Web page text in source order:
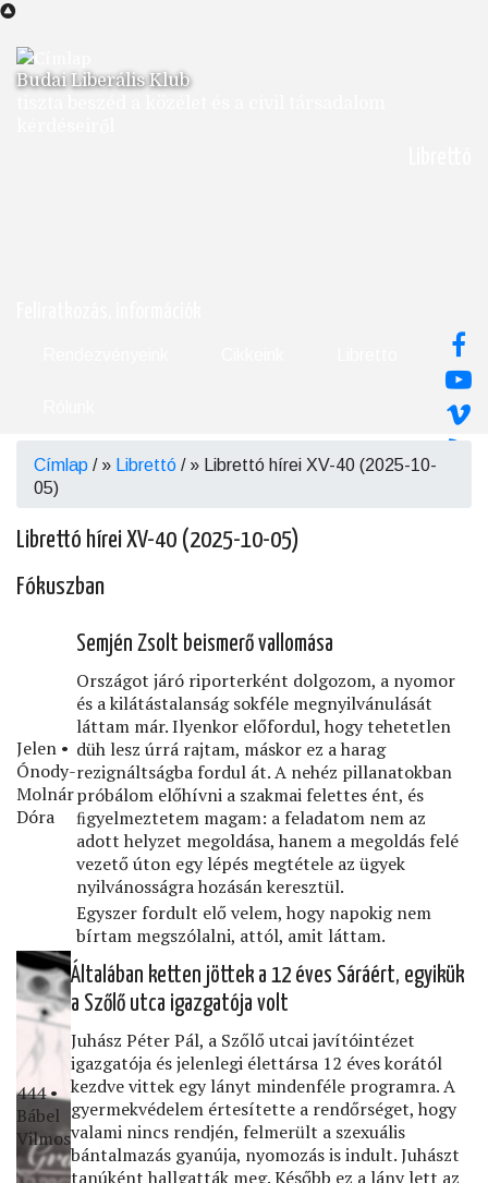
Ugrás
tartalomra
Budai Liberális Klub
Morzsa
Címlap / Librettó /
Librettó hírei XV-40 (2025-10-
05)
Librettó hírei XV-40 (2025-10-05)
Fókuszban
Jelen •
Ónody-
Molnár
Dóra
Semjén Zsolt beismerő vallomása
Országot járó riporterként dolgozom, a nyomor
és a kilátástalanság sokféle megnyilvánulását
láttam már. Ilyenkor előfordul, hogy tehetetlen
düh lesz úrrá rajtam, máskor ez a harag
rezignáltságba fordul át. A nehéz pillanatokban
próbálom előhívni a szakmai felettes ént, és
ﬁgyelmeztetem magam: a feladatom nem az
adott helyzet megoldása, hanem a megoldás felé
vezető úton egy lépés megtétele az ügyek
nyilvánosságra hozásán keresztül.
Egyszer fordult elő velem, hogy napokig nem
bírtam megszólalni, attól, amit láttam.
444 •
Bábel
Vilmos
Általában ketten jöttek a 12 éves Sáráért, egyikük
a Szőlő utca igazgatója volt
Juhász Péter Pál, a Szőlő utcai javítóintézet
igazgatója és jelenlegi élettársa 12 éves korától
kezdve vittek egy lányt mindenféle programra. A
gyermekvédelem értesítette a rendőrséget, hogy
valami nincs rendjén, felmerült a szexuális
bántalmazás gyanúja, nyomozás is indult. Juhászt
tanúként hallgatták meg. Később ez a lány lett az